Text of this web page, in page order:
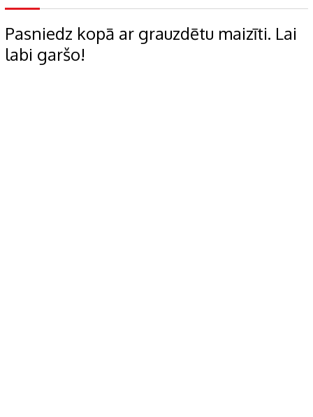
Pasniedz kopā ar grauzdētu maizīti. Lai
labi garšo!